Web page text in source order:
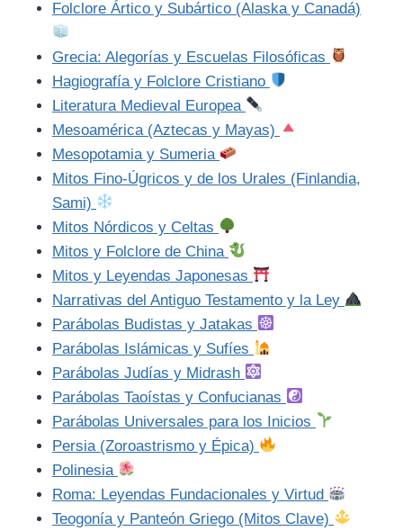
Folclore Ártico y Subártico (Alaska y Canadá)
Grecia: Alegorías y Escuelas Filosóficas
Hagiografía y Folclore Cristiano
Literatura Medieval Europea
Mesoamérica (Aztecas y Mayas)
Mesopotamia y Sumeria
Mitos Fino-Úgricos y de los Urales (Finlandia,
Sami)
Mitos Nórdicos y Celtas
Mitos y Folclore de China
Mitos y Leyendas Japonesas
Narrativas del Antiguo Testamento y la Ley
Parábolas Budistas y Jatakas
Parábolas Islámicas y Sufíes
Parábolas Judías y Midrash
Parábolas Taoístas y Confucianas
Parábolas Universales para los Inicios
Persia (Zoroastrismo y Épica)
Polinesia
Roma: Leyendas Fundacionales y Virtud
Teogonía y Panteón Griego (Mitos Clave)